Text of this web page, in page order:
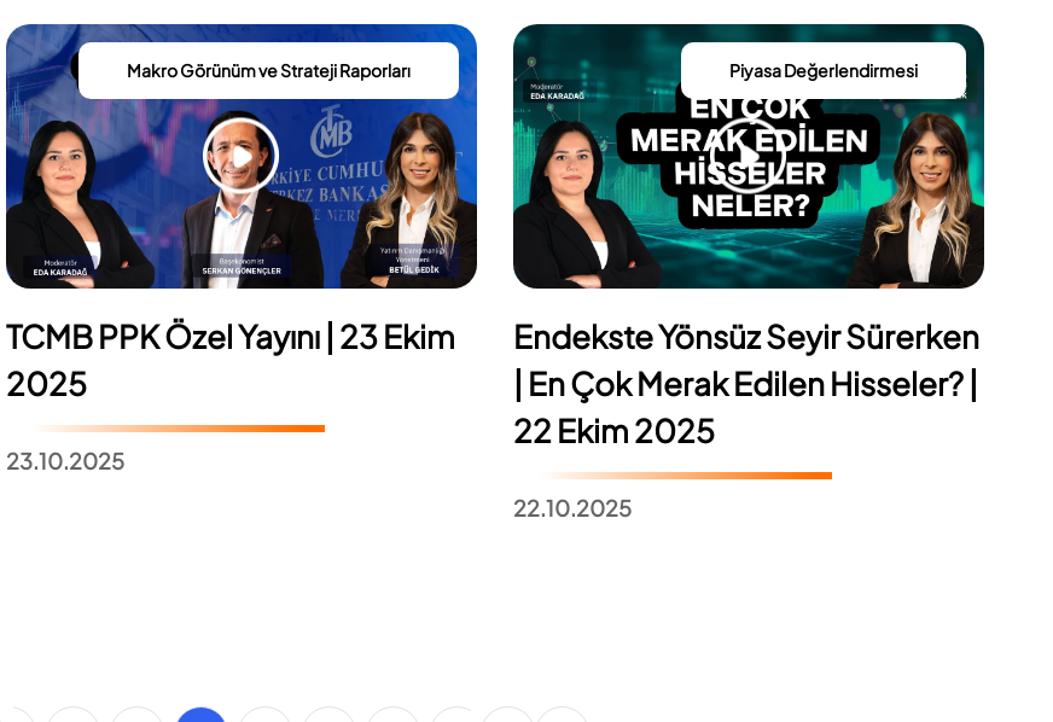
Makro Görünüm ve Strateji Raporları
TCMB PPK Özel Yayını | 23 Ekim
2025
23.10.2025
Piyasa Değerlendirmesi
Endekste Yönsüz Seyir Sürerken
| En Çok Merak Edilen Hisseler? |
22 Ekim 2025
22.10.2025